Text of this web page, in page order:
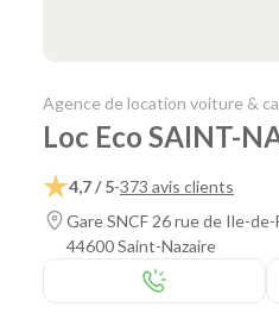
Agence de location voiture &
Loc Eco SAINT-
4,7 / 5-373 avis clients
Gare SNCF 26 rue de Ile-de-
44600 Saint-Nazaire